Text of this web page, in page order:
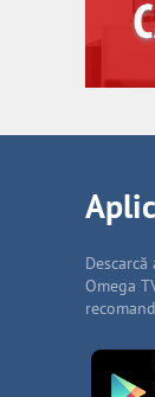
Omega